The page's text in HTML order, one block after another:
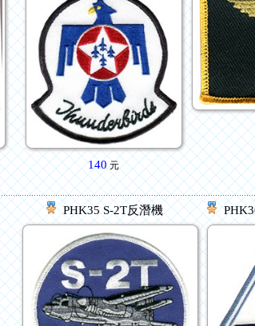
140元
PHK35 S-2T反潛機